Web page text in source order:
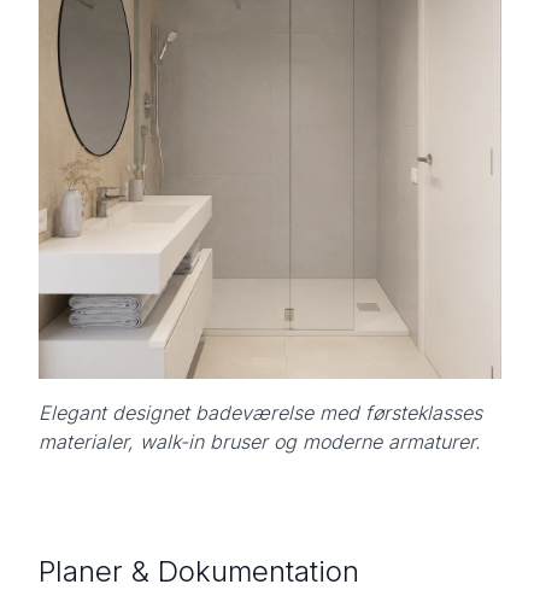
Elegant designet badeværelse med førsteklasses
materialer, walk-in bruser og moderne armaturer.
Planer & Dokumentation